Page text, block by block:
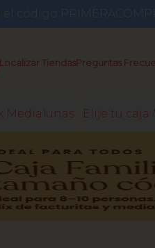
código
Localizar TiendasPreguntas
Medialunas Elije tu caja